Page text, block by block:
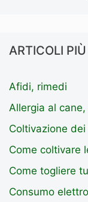
ARTICOLI
Afidi, rimedi
Allergia al
Coltivazione
Come coltivare
Come togliere
Consumo